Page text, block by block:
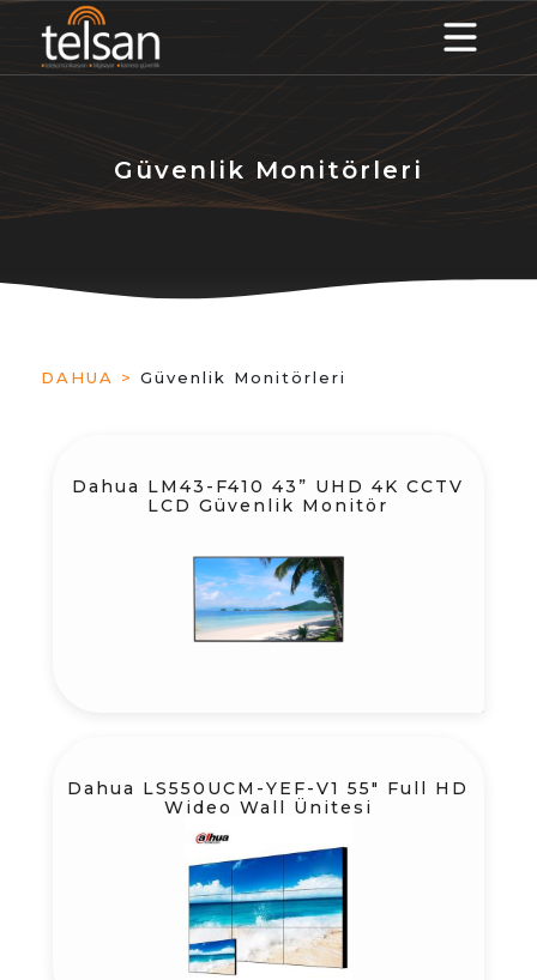
Güvenlik Monitörleri
DAHUA > Güvenlik Monitörleri
Dahua LM43-F410 43” UHD 4K CCTV
LCD Güvenlik Monitör
Dahua LS550UCM-YEF-V1 55″ Full HD
Wideo Wall Ünitesi